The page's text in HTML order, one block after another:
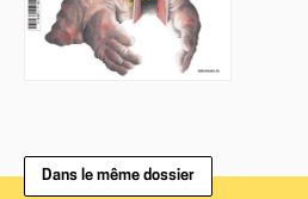
Dans le même dossier